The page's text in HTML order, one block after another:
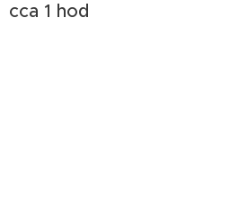
cca 1 hod